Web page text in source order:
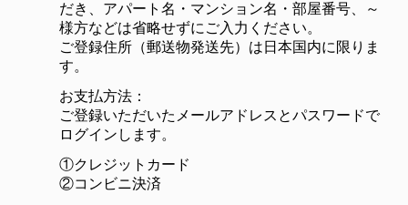
だき、アパート名・マンション名・部屋番号、～
様方などは省略せずにご入力ください。
ご登録住所（郵送物発送先）は日本国内に限りま
す。
お支払方法：
ご登録いただいたメールアドレスとパスワードで
ログインします。
①クレジットカード
②コンビニ決済